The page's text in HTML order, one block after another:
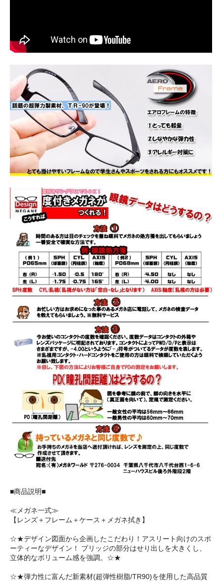
■商品説明■
≪メガネ一式≫
【レンズ＋フレーム＋ケース＋メガネ拭き】
☆★デザイン図面から企画したこだわり！アスリート向けのスポ
ーティーなデザイン！ ブリッジの部分はせり出しを大きくし、
立体的なボリューム感を強調。☆★
☆★弾力性に富んだ新素材(超弾性樹脂/TR90)を使用した高品質